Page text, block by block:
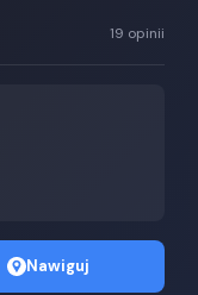
19 opinii
Nawiguj